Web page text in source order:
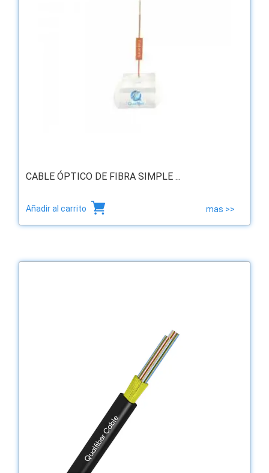
CABLE ÓPTICO DE FIBRA SIMPLE ...
Añadir al carrito mas >>